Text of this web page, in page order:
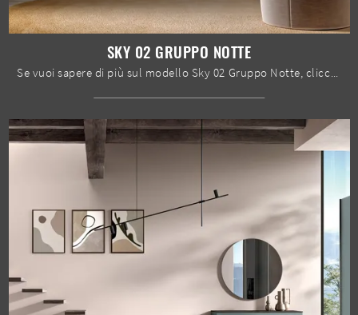
SKY 02 GRUPPO NOTTE
Se vuoi sapere di più sul modello Sky 02 Gruppo Notte, clicca e scopri i Comodini e comò Spar ideali per la tua zona notte.